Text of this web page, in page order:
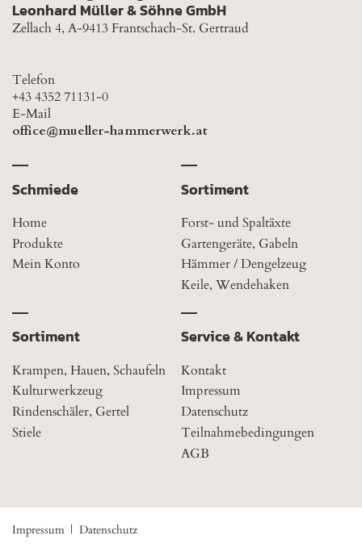
Leonhard Müller & Söhne GmbH
Zellach 4, A-9413 Frantschach-St. Gertraud
Telefon
+43 4352 71131-0
E-Mail
office@mueller-hammerwerk.at
Schmiede
Home
Produkte
Mein Konto
Sortiment
Forst- und Spaltäxte
Gartengeräte, Gabeln
Hämmer / Dengelzeug
Keile, Wendehaken
Sortiment
Krampen, Hauen, Schaufeln
Kulturwerkzeug
Rindenschäler, Gertel
Stiele
Service & Kontakt
Kontakt
Impressum
Datenschutz
Teilnahmebedingungen
AGB
Impressum Datenschutz